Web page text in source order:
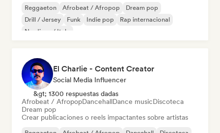
Reggaeton Afrobeat / Afropop
Dream pop
Drill / Jersey
Funk Indie pop
Rap internacional
Nu-disco / Italo
El Charlie - Content Creator
Social Media Influencer
&gt; 1300 respuestas dadas
Afrobeat / AfropopDancehallDance musicDiscoteca
Dream pop
Crear publicaciones o reels impactantes sobre artistas